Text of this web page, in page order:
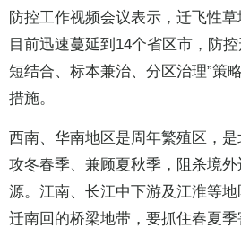
防控工作视频会议表示，迁飞性草
目前迅速蔓延到14个省区市，防
短结合、标本兼治、分区治理”策
措施。
西南、华南地区是周年繁殖区，
攻冬春季、兼顾夏秋季，阻杀境
源。江南、长江中下游及江淮等
迁南回的桥梁地带，要抓住春夏